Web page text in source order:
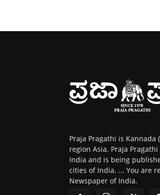
Praja Pragathi is Kannada
region Asia. Praja
India and is being
cities of India. ... You are
Newspaper of India.